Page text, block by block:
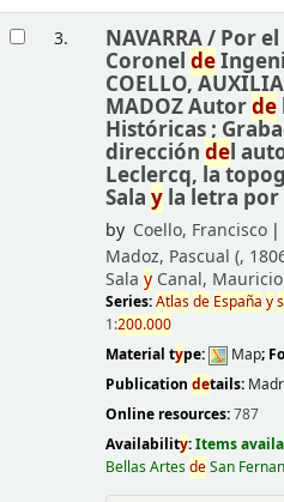
3. NAVARRA / Por
Coronel de
COELLO,
MADOZ Autorde
Históricas ;
dirección del
Leclercq, la
Sala yla letra por
by Coello, Francisco
Madoz, Pascual (,
Sala yCanal, Mauricio
Series:Atlasde España y
1:200.000
Material type: Map;
Publication details:
Online resources:787
Availability:Items
Bellas ArtesdeSan